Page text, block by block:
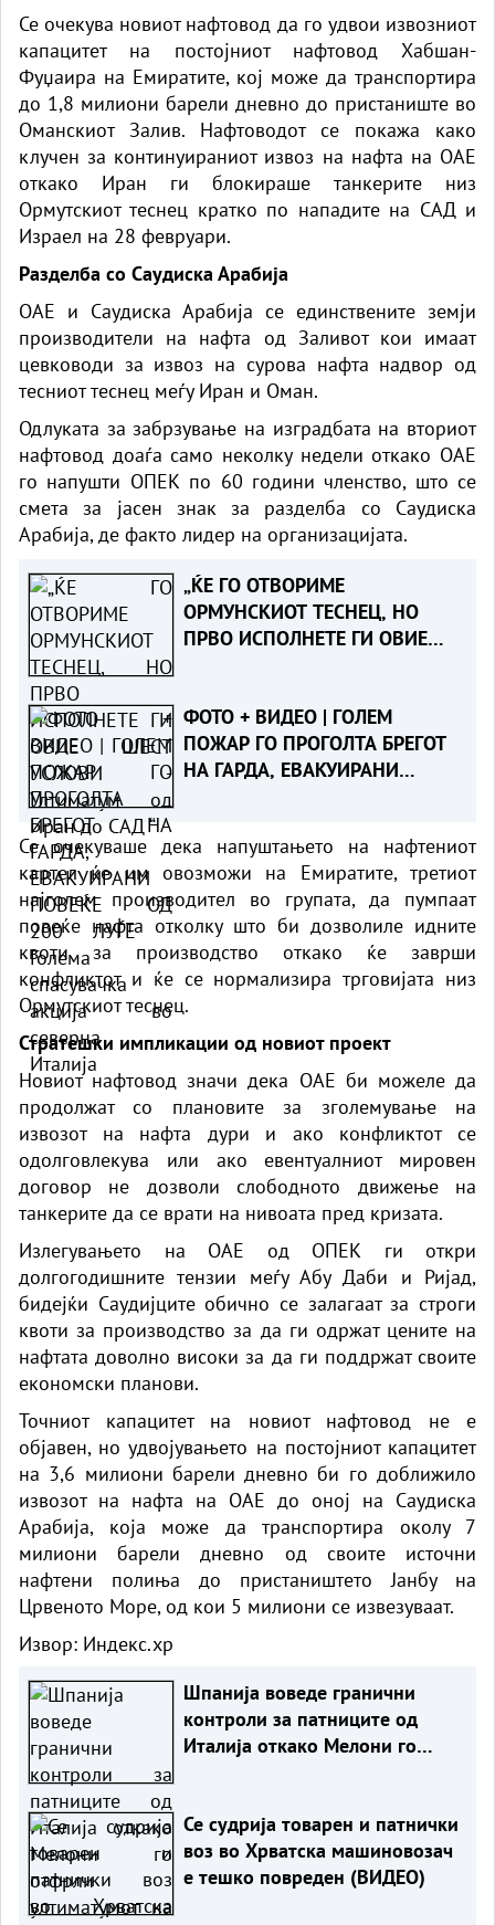
Се очекува новиот нафтовод да го удвои извозниот
капацитет на постојниот нафтовод Хабшан-
Фуџаира на Емиратите, кој може да транспортира
до 1,8 милиони барели дневно до пристаниште во
Оманскиот Залив. Нафтоводот се покажа како
клучен за континуираниот извоз на нафта на ОАЕ
откако Иран ги блокираше танкерите низ
Ормутскиот теснец кратко по нападите на САД и
Израел на 28 февруари.
Разделба со Саудиска Арабија
ОАЕ и Саудиска Арабија се единствените земји
производители на нафта од Заливот кои имаат
цевководи за извоз на сурова нафта надвор од
тесниот теснец меѓу Иран и Оман.
Одлуката за забрзување на изградбата на вториот
нафтовод доаѓа само неколку недели откако ОАЕ
го напушти ОПЕК по 60 години членство, што се
смета за јасен знак за разделба со Саудиска
Арабија, де факто лидер на организацијата.
„ЌЕ ГО ОТВОРИМЕ
ОРМУНСКИОТ ТЕСНЕЦ, НО
ПРВО ИСПОЛНЕТЕ ГИ ОВИЕ
ФОТО + ВИДЕО | ГОЛЕМ
ПОЖАР ГО ПРОГОЛТА БРЕГОТ
НА ГАРДА, ЕВАКУИРАНИ
Италија
Се очекуваше дека напуштањето на нафтениот
картел ќе им овозможи на Емиратите, третиот
најголем производител во групата, да пумпаат
повеќе нафта отколку што би дозволиле идните
квоти за производство откако ќе заврши
конфликтот и ќе се нормализира трговијата низ
Ормутскиот теснец.
Стратешки импликации од новиот проект
Новиот нафтовод значи дека ОАЕ би можеле да
продолжат со плановите за зголемување на
извозот на нафта дури и ако конфликтот се
одолговлекува или ако евентуалниот мировен
договор не дозволи слободното движење на
танкерите да се врати на нивоата пред кризата.
Излегувањето на ОАЕ од ОПЕК ги откри
долгогодишните тензии меѓу Абу Даби и Ријад,
бидејќи Саудијците обично се залагаат за строги
квоти за производство за да ги одржат цените на
нафтата доволно високи за да ги поддржат своите
економски планови.
Точниот капацитет на новиот нафтовод не е
објавен, но удвојувањето на постојниот капацитет
на 3,6 милиони барели дневно би го доближило
извозот на нафта на ОАЕ до оној на Саудиска
Арабија, која може да транспортира околу 7
милиони барели дневно од своите источни
нафтени полиња до пристаништето Јанбу на
Црвеното Море, од кои 5 милиони се извезуваат.
Извор: Индекс.хр
Шпанија воведе гранични
контроли за патниците од
Италија откако Мелони го
Се судрија товарен и патнички
воз во Хрватска машиновозач
е тешко повреден (ВИДЕО)